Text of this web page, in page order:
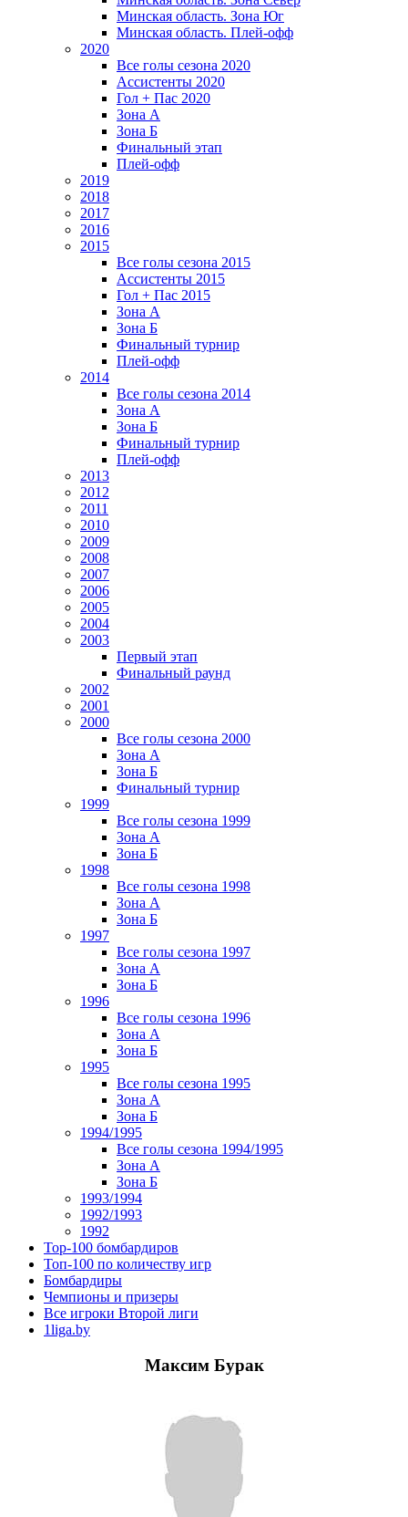
Минская область. Зона Юг
Минская область. Плей-офф
2020
Все голы сезона 2020
Ассистенты 2020
Гол + Пас 2020
Зона А
Зона Б
Финальный этап
Плей-офф
2019
2018
2017
2016
2015
Все голы сезона 2015
Ассистенты 2015
Гол + Пас 2015
Зона А
Зона Б
Финальный турнир
Плей-офф
2014
Все голы сезона 2014
Зона А
Зона Б
Финальный турнир
Плей-офф
2013
2012
2011
2010
2009
2008
2007
2006
2005
2004
2003
Первый этап
Финальный раунд
2002
2001
2000
Все голы сезона 2000
Зона А
Зона Б
Финальный турнир
1999
Все голы сезона 1999
Зона А
Зона Б
1998
Все голы сезона 1998
Зона А
Зона Б
1997
Все голы сезона 1997
Зона А
Зона Б
1996
Все голы сезона 1996
Зона А
Зона Б
1995
Все голы сезона 1995
Зона А
Зона Б
1994/1995
Все голы сезона 1994/1995
Зона А
Зона Б
1993/1994
1992/1993
1992
Top-100 бомбардиров
Топ-100 по количеству игр
Бомбардиры
Чемпионы и призеры
Все игроки Второй лиги
1liga.by
Максим Бурак